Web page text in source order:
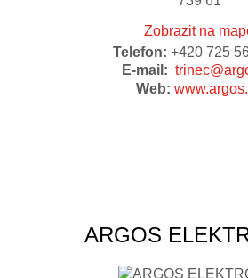
Zobrazit na
Telefon: +420 725
E-mail:
Web:
ARGOS